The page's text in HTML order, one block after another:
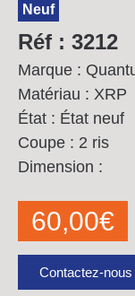
Neuf
Réf : 3212
Marque :
Matériau : XRP
État : État neuf
Coupe : 2 ris
Dimension :
60,00€
Contactez-nous